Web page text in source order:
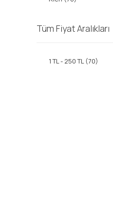
Tüm Fiyat Aralıkları
1 TL - 250 TL (70)